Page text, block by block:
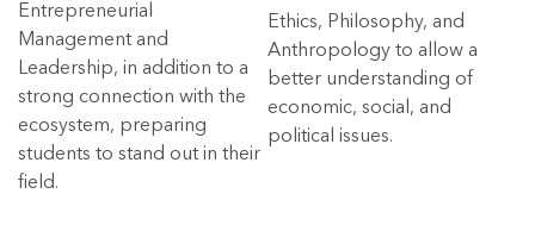
Entrepreneurial
Management and
Leadership, in addition to a
strong connection with the
ecosystem, preparing
students to stand out in their
field.
Ethics, Philosophy, and
Anthropology to allow a
better understanding of
economic, social, and
political issues.